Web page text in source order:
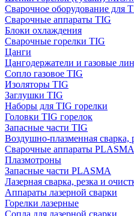
Сварочное оборудование для
Сварочные аппараты TIG
Блоки охлаждения
Сварочные горелки TIG
Цанги
Цангодержатели и газовые
Сопло газовое TIG
Изоляторы TIG
Заглушки TIG
Наборы для TIG горелки
Головки TIG горелок
Запасные части TIG
Воздушно-плазменная сварка,
Сварочные аппараты
Плазмотроны
Запасные части PLASMA
Лазерная сварка, резка и
Аппараты лазерной сварки
Горелки лазерные
Сопла для лазерной сварки